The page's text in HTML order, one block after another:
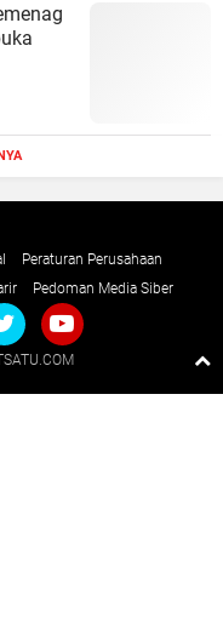
Peraturan Perusahaan
Pedoman Media Siber
Raushan